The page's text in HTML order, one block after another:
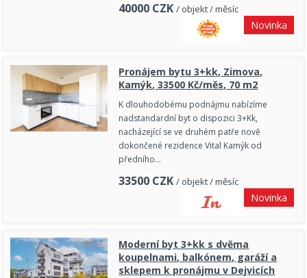
40000 CZK / objekt / měsíc
Novinka
Pronájem bytu 3+kk, Zimova,
Kamýk, 33500 Kč/měs, 70 m2
K dlouhodobému podnájmu nabízíme
nadstandardní byt o dispozici 3+Kk,
nacházející se ve druhém patře nově
dokončené rezidence Vital Kamýk od
předního…
33500 CZK / objekt / měsíc
Novinka
Moderní byt 3+kk s dvěma
koupelnami, balkónem, garáží a
sklepem k pronájmu v Dejvicích